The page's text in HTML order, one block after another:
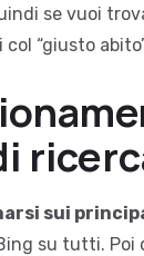
se vuoi
“giusto
sui
su tutti. Poi